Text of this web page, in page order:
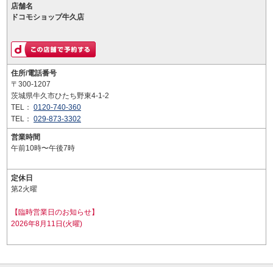
店舗名
ドコモショップ牛久店
住所/電話番号
〒300-1207
茨城県牛久市ひたち野東4-1-2
TEL： 0120-740-360
TEL： 029-873-3302
営業時間
午前10時〜午後7時
定休日
第2火曜
【臨時営業日のお知らせ】
2026年8月11日(火曜)